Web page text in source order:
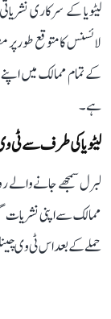
لیٹویا کے سرکاری
لائسنس کا متوقع طور
کے تمام ممالک میں
ہے۔
لیٹویا کی طرف سے ٹی
لبرل سمجھے جانے والے
ممالک سے اپنی نشریات
حملے کے بعد اس ٹی وی